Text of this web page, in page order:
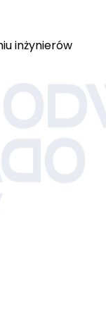
inżynierów